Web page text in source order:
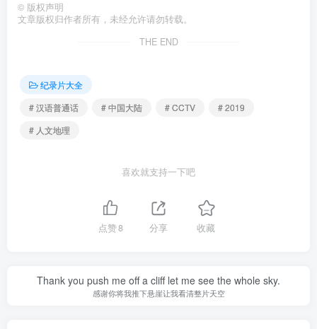
© 版权声明
文章版权归作者所有，未经允许请勿转载。
THE END
纪录片大全
# 汉语普通话
# 中国大陆 # CCTV
# 2019
# 人文地理
喜欢就支持一下吧
点赞8 分享 收藏
Thank you push me off a cliff let me see the whole sky.
感谢你将我推下悬崖让我看清整片天空